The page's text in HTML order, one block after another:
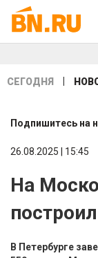
СЕГОДНЯ
Подпишитесь на
26.08.2025 | 15:45
На
В Петербурге